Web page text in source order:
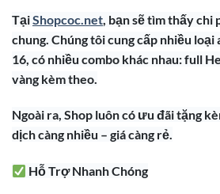
TạiShopcoc.net , bạn sẽ tìm thấy
chung. Chúng tôi cung cấp nhiều
16, có nhiều combo khác nhau: full
vàng kèm theo.
Ngoài ra, Shop luôn có ưu đãi tặng
dịch càng nhiều – giá càng rẻ.
Hỗ Trợ Nhanh Chóng